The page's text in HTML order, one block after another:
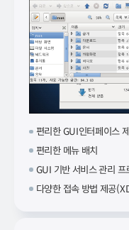
편리한 GUI인터페이스
편리한 메뉴 배치
GUI 기반 서비스 관리 프
다양한 접속 방법 제공